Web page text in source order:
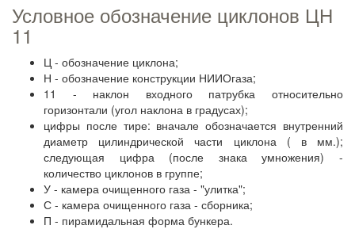
Условное обозначение циклонов ЦН
11
Ц - обозначение циклона;
Н - обозначение конструкции НИИОгаза;
11 - наклон входного патрубка относительно
горизонтали (угол наклона в градусах);
цифры после тире: вначале обозначается внутренний
диаметр цилиндрической части циклона ( в мм.);
следующая цифра (после знака умножения) -
количество циклонов в группе;
У - камера очищенного газа - "улитка";
С - камера очищенного газа - сборника;
П - пирамидальная форма бункера.